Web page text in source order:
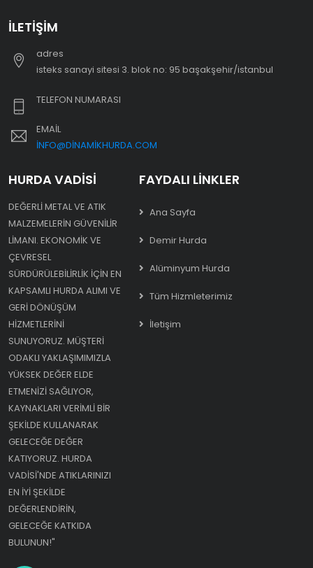
İLETIŞIM
adres
i̇steks sanayi sitesi 3. blok no: 95 başakşehir/i̇stanbul
TELEFON NUMARASI
EMAIL
INFO@DINAMIKHURDA.COM
HURDA VADISI
DEĞERLI METAL VE ATIK
MALZEMELERIN GÜVENILIR
LIMANI. EKONOMIK VE
ÇEVRESEL
SÜRDÜRÜLEBILIRLIK IÇIN EN
KAPSAMLI HURDA ALIMI VE
GERI DÖNÜŞÜM
HIZMETLERINI
SUNUYORUZ. MÜŞTERI
ODAKLI YAKLAŞIMIMIZLA
YÜKSEK DEĞER ELDE
ETMENIZI SAĞLIYOR,
KAYNAKLARI VERIMLI BIR
ŞEKILDE KULLANARAK
GELECEĞE DEĞER
KATIYORUZ. HURDA
VADISI'NDE ATIKLARINIZI
EN IYI ŞEKILDE
DEĞERLENDIRIN,
GELECEĞE KATKIDA
BULUNUN!"
FAYDALI LINKLER
Ana Sayfa
Demir Hurda
Alüminyum Hurda
Tüm Hizmleterimiz
İletişim